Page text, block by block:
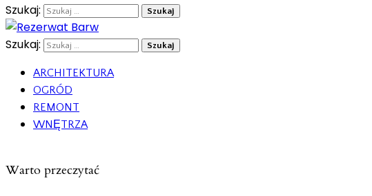
Szukaj:
Szukaj:
ARCHITEKTURA
OGRÓD
REMONT
WNĘTRZA
Warto przeczytać